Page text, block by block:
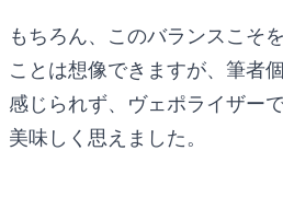
もちろん、このバランスこそ
ことは想像できますが、筆者
感じられず、ヴェポライザー
美味しく思えました。